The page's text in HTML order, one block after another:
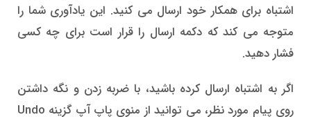
اشتباه برای همکار خود ارسال می کنید. این یادآوری شما را
متوجه می کند که دکمه ارسال را قرار است برای چه کسی
فشار دهید.
اگر به اشتباه ارسال کرده باشید، با ضربه زدن و نگه داشتن
روی پیام مورد نظر، می توانید از منوی پاپ آپ گزینه Undo